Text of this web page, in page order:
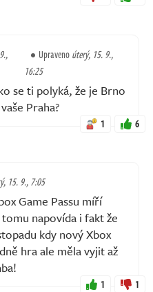
Upravenoúterý, 15. 9.,
16:25
se ti polyká, že je Brno
Praha?
1 6
15. 9., 7:05
Game Passu míří
tomu napovída i fakt že
kdy nový Xbox
hra ale měla vyjit až
1 1